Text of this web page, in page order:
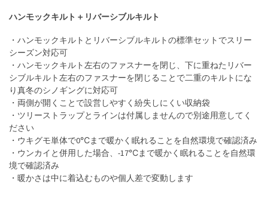
ハンモックキルト＋リバーシブルキルト
・ハンモックキルトとリバーシブルキルトの標準セットでスリー
シーズン対応可
・ハンモックキルト左右のファスナーを閉じ、下に重ねたリバー
シブルキルト左右のファスナーを閉じることで二重のキルトにな
り真冬のシノギングに対応可
・両側が開くことで設営しやすく紛失しにくい収納袋
・ツリーストラップとラインは付属しませんので別途用意してく
ださい
・ウキグモ単体で0℃まで暖かく眠れることを自然環境で確認済み
・ウンカイと併用した場合、-17℃まで暖かく眠れることを自然環
境で確認済み
・暖かさは中に着込むものや個人差で変動します